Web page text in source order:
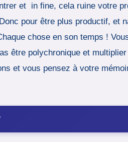
et in fine, cela ruine votre
pour être plus productif,
chose en son temps !
être polychronique et
et vous pensez à votre